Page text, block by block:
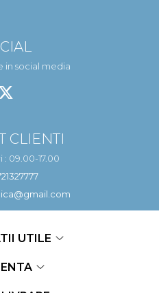
in social media
CLIENTI
: 09.00-17.00
UTILE